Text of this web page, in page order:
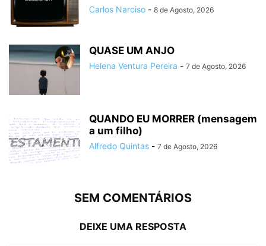
Carlos Narciso - 8 de Agosto, 2026
QUASE UM ANJO
Helena Ventura Pereira - 7 de Agosto, 2026
QUANDO EU MORRER (mensagem
a um filho)
Alfredo Quintas - 7 de Agosto, 2026
SEM COMENTÁRIOS
DEIXE UMA RESPOSTA